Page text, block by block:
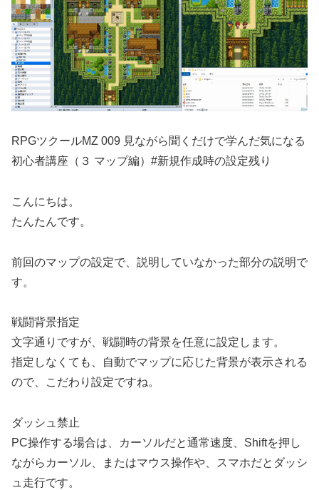
RPGツクールMZ 009 見ながら聞くだけで学んだ気になる
初心者講座（３ マップ編）#新規作成時の設定残り
こんにちは。
たんたんです。
前回のマップの設定で、説明していなかった部分の説明で
す。
戦闘背景指定
文字通りですが、戦闘時の背景を任意に設定します。
指定しなくても、自動でマップに応じた背景が表示される
ので、こだわり設定ですね。
ダッシュ禁止
PC操作する場合は、カーソルだと通常速度、Shiftを押し
ながらカーソル、またはマウス操作や、スマホだとダッシ
ュ走行です。